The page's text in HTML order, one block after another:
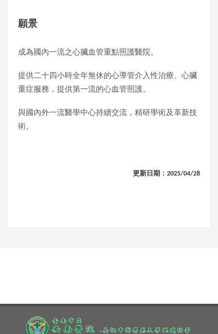
願景
成為國內一流之心臟血管重點照護醫院。
提供二十四小時全年無休的心導管介入性治療、心臟
重症服務，提供第一流的心血管照護。
與國內外一流醫學中心持續交流，精研學術及革新技
術。
更新日期：2025/04/28